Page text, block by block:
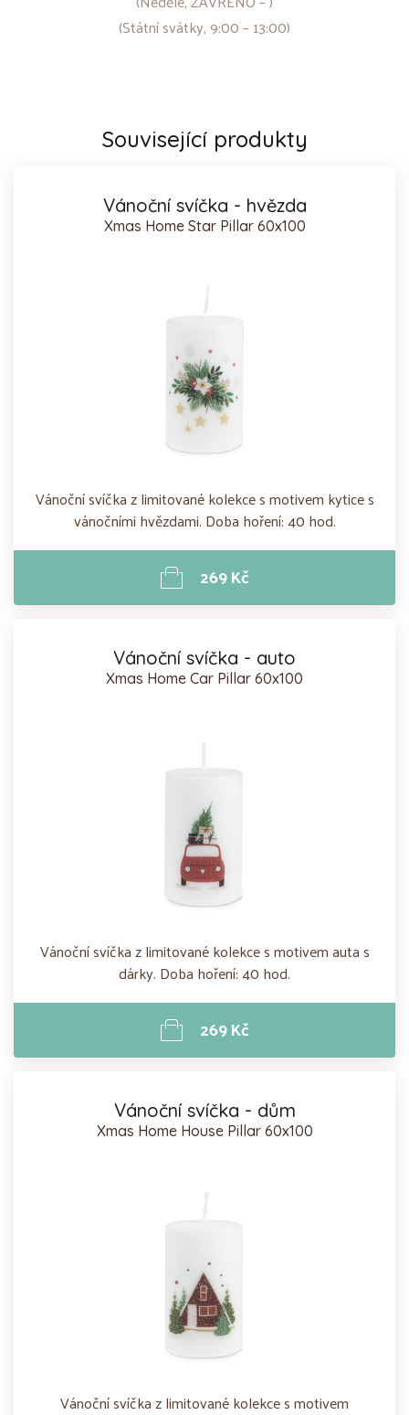
(Státní svátky, 9:00 – 13:00)
Související produkty
Vánoční svíčka - hvězda
Xmas Home Star Pillar 60x100
Vánoční svíčka z limitované kolekce s motivem kytice s
vánočními hvězdami. Doba hoření: 40 hod.
269 Kč
Vánoční svíčka - auto
Xmas Home Car Pillar 60x100
Vánoční svíčka z limitované kolekce s motivem auta s
dárky. Doba hoření: 40 hod.
269 Kč
Vánoční svíčka - dům
Xmas Home House Pillar 60x100
Vánoční svíčka z limitované kolekce s motivem